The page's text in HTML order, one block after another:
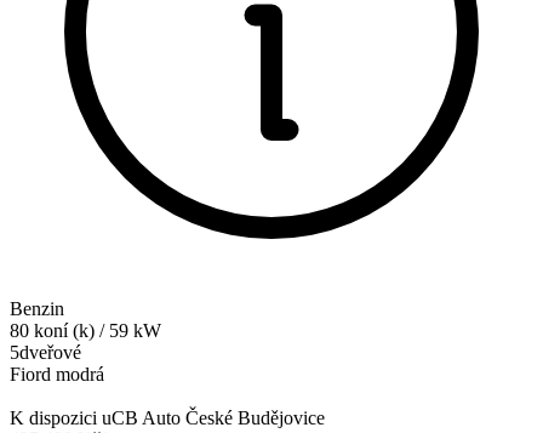
Benzin
80 koní (k) / 59 kW
5dveřové
Fiord modrá
K dispozici uCB Auto České Budějovice